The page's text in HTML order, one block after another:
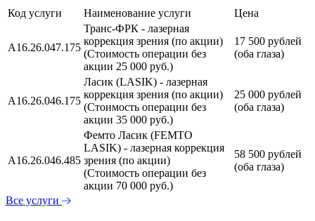
Код услуги Наименование услуги Цена
A16.26.047.175
Транс-ФРК - лазерная
коррекция зрения (по акции)
(Стоимость операции без
акции 25 000 руб.)
17 500 рублей
(оба глаза)
А16.26.046.175
Ласик (LASIK) - лазерная
коррекция зрения (по акции)
(Стоимость операции без
акции 35 000 руб.)
25 000 рублей
(оба глаза)
A16.26.046.485
Фемто Ласик (FEMTO
LASIK) - лазерная коррекция
зрения (по акции)
(Стоимость операции без
акции 70 000 руб.)
58 500 рублей
(оба глаза)
Все услуги